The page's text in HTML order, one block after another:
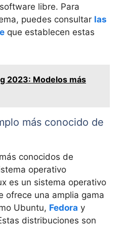
libre. Para
puedes consultar las
que establecen estas
2023: Modelos más
más conocido de
conocidos de
operativo
es un sistema operativo
ofrece una amplia gama
Ubuntu, Fedora y
distribuciones son